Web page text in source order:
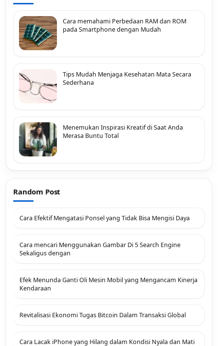
Cara memahami Perbedaan RAM dan ROM
pada Smartphone dengan Mudah
Tips Mudah Menjaga Kesehatan Mata Secara
Sederhana
Menemukan Inspirasi Kreatif di Saat Anda
Merasa Buntu Total
Random Post
Cara Efektif Mengatasi Ponsel yang Tidak Bisa Mengisi Daya
Cara mencari Menggunakan Gambar Di 5 Search Engine
Sekaligus dengan
Efek Menunda Ganti Oli Mesin Mobil yang Mengancam Kinerja
Kendaraan
Revitalisasi Ekonomi Tugas Bitcoin Dalam Transaksi Global
Cara Lacak iPhone yang Hilang dalam Kondisi Nyala dan Mati